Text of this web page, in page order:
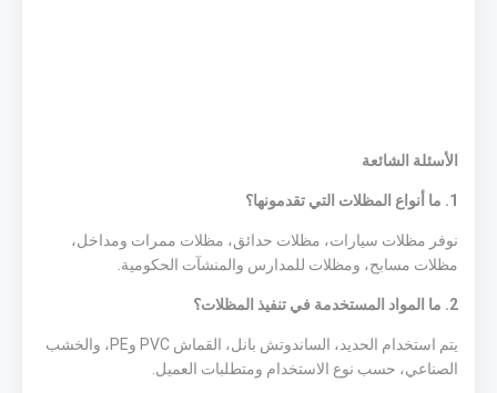
الأسئلة الشائعة
1. ما أنواع المظلات التي تقدمونها؟
نوفر مظلات سيارات، مظلات حدائق، مظلات ممرات ومداخل،
مظلات مسابح، ومظلات للمدارس والمنشآت الحكومية.
2. ما المواد المستخدمة في تنفيذ المظلات؟
يتم استخدام الحديد، الساندوتش بانل، القماش PVC وPE، والخشب
الصناعي، حسب نوع الاستخدام ومتطلبات العميل.